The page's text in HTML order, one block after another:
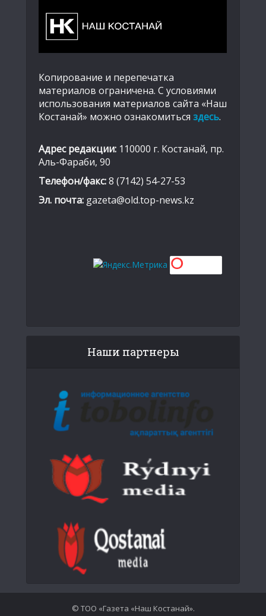
Копирование и перепечатка
материалов ограничена. С условиями
использования материалов сайта «Наш
Костанай» можно ознакомиться здесь.
Адрес редакции: 110000 г. Костанай, пр.
Аль-Фараби, 90
Телефон/факс:8 (7142) 54-27-53
Эл. почта: gazeta@old.top-news.kz
Наши партнеры
© ТОО «Газета «Наш Костанай».